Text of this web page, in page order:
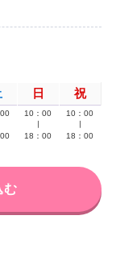
日 祝
10：00
18：00
10：00
18：00
む